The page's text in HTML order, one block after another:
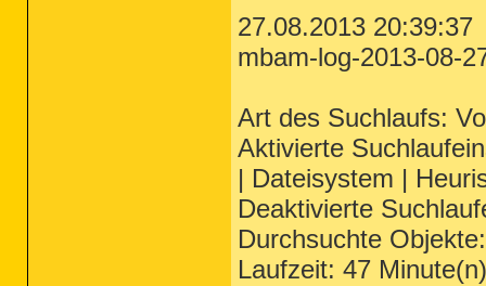
27.08.2013 20:39:37
mbam-log-2013-08-
Art des Suchlaufs:
Aktivierte
| Dateisystem |
Deaktivierte
Durchsuchte
Laufzeit: 47